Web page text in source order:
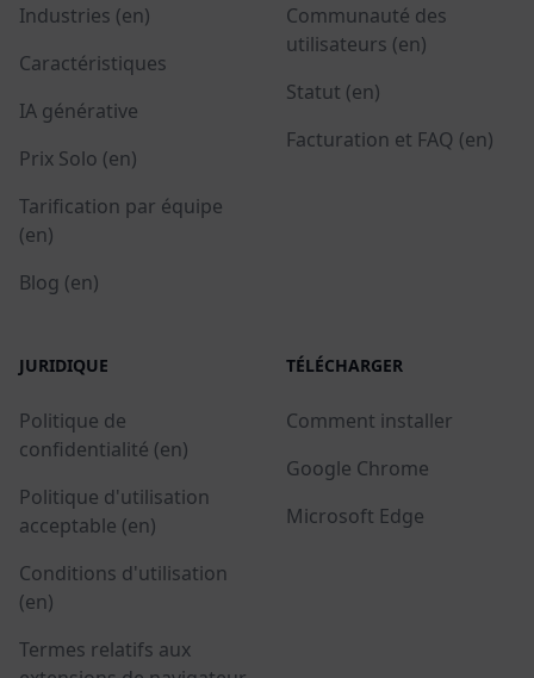
Industries (en)
Caractéristiques
IA générative
Prix Solo (en)
Tarification par équipe
(en)
Blog (en)
Communauté des
utilisateurs (en)
Statut (en)
Facturation et FAQ (en)
JURIDIQUE
Politique de
confidentialité (en)
Politique d'utilisation
acceptable (en)
Conditions d'utilisation
(en)
Termes relatifs aux
TÉLÉCHARGER
Comment installer
Google Chrome
Microsoft Edge